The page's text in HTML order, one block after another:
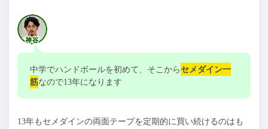
中学でハンドボールを初めて、そこから セメダイン一
筋なので13年になります
13年もセメダインの両面テープを定期的に買い続けるのはも